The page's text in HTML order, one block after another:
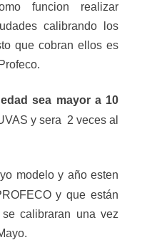
funcion realizar
calibrando los
que cobran ellos es
sea mayor a 10
y sera 2 veces al
modelo y año esten
y que están
calibraran una vez